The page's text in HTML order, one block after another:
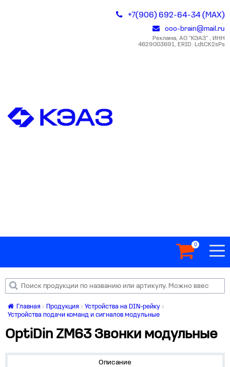
+7(906) 692-64-34 (MAX)
ooo-brain@mail.ru
Реклама, АО "КЭАЗ" , ИНН
4629003691, ERID: LdtCK2sPs
0
Главная Продукция
Устройства на DIN-рейку
Устройства подачи команд и сигналов модульные
OptiDin ZM63 Звонки модульные
Описание